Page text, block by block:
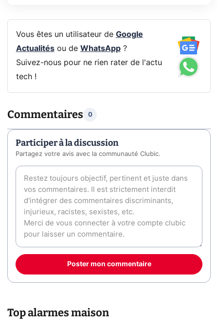
Vous êtes un utilisateur de Google
Actualitésou de WhatsApp?
Suivez-nous pour ne rien rater de l'actu
tech !
Commentaires 0
Participer à la discussion
Partagez votre avis avec la communauté Clubic.
Poster mon commentaire
Top alarmes maison